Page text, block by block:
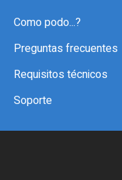
Como podo...?
Preguntas frecuentes
Requisitos técnicos
Soporte